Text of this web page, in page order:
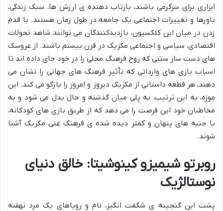
ابزاری برای سرگرمی باشند، بازتاب دهنده ی ارزش ها، سبک زندگی،
باورها و تغییرات اجتماعی یک جامعه در طول زمان هستند. با قدم
زدن در میان این کلکسیون، بازدیدکنندگان می توانند شاهد تحولات
اقتصادی، سیاسی و اجتماعی مکزیک در قرن بیستم باشند. از عروسک
های دست ساز سنتی که روح فرهنگ محلی را در خود جای داده اند تا
اسباب بازی های وارداتی که تأثیر فرهنگ های جهانی را نشان می
دهند، هر قطعه داستانی از مکزیکِ دیروز و امروز را بازگو می کند. این
موزه، به این ترتیب، به پلی میان گذشته و حال بدل می شود و به
مخاطبان خود این فرصت را می دهد که از طریق بازی های کودکانه،
با جنبه های پنهان و کمتر دیده شده ی فرهنگ غنی مکزیک آشنا
شوند.
روبرتو شیمیزو کینوشیتا: خالق دنیای
نوستالژیک
پشت این گنجینه ی شگفت انگیز، نام و رویاهای یک مرد نهفته